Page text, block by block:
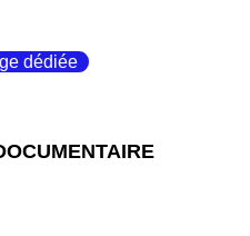
dédiée